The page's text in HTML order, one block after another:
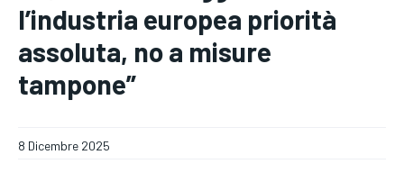
DIRETTA TELECITTÀ
HOME
DIRETTA TELECITTÀ
HOME
DIRETTA TELECITTÀ
l’industria europea priorità
assoluta, no a misure
tampone”
8 Dicembre 2025